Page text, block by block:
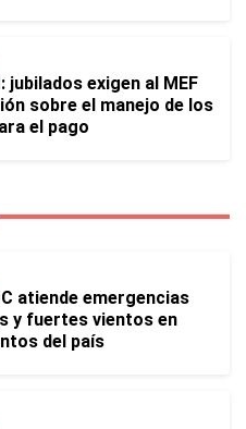
jubilados exigen al MEF
sobre el manejo de los
el pago
atiende emergencias
y fuertes vientos en
del país